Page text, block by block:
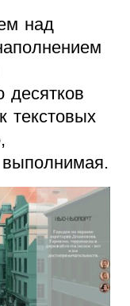
над
десятков
текстовых